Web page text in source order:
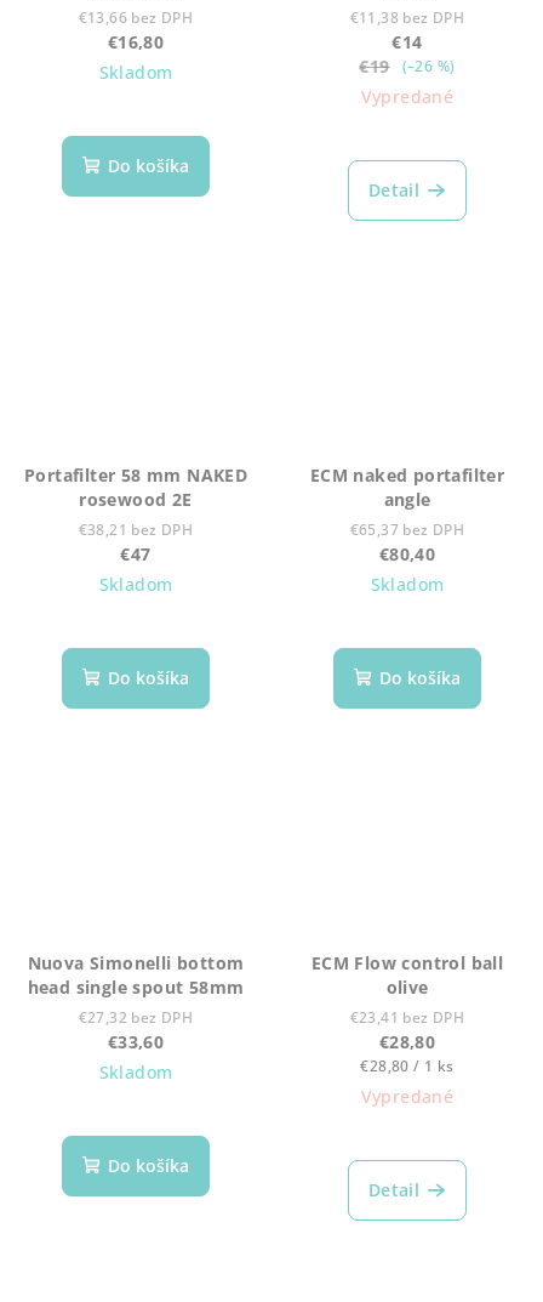
€13,66 bez DPH
€16,80
Skladom
Do košíka
€11,38 bez DPH
€14
€19
(–26 %)
Vypredané
Detail
Portafilter 58 mm NAKED
rosewood 2E
€38,21 bez DPH
€47
Skladom
Do košíka
ECM naked portafilter
angle
€65,37 bez DPH
€80,40
Skladom
Do košíka
Nuova Simonelli bottom
head single spout 58mm
€27,32 bez DPH
€33,60
Skladom
Do košíka
ECM Flow control ball
olive
€23,41 bez DPH
€28,80
Jednotková
cena:
€28,80 / 1 ks
Vypredané
Detail